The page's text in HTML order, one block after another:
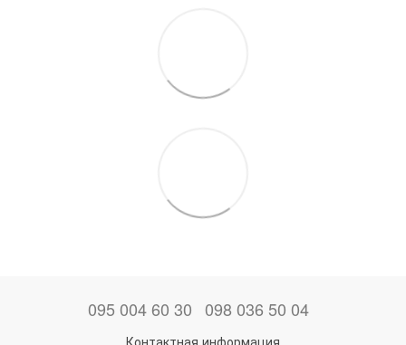
095 004 60 30 098 036 50 04